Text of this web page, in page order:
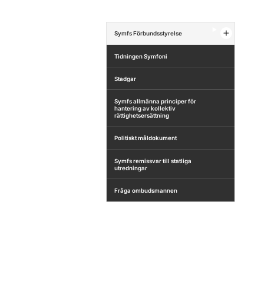
Symfs Förbundsstyrelse
Tidningen Symfoni
Stadgar
Symfs allmänna principer för
hantering av kollektiv
rättighetsersättning
Politiskt måldokument
Symfs remissvar till statliga
utredningar
Fråga ombudsmannen